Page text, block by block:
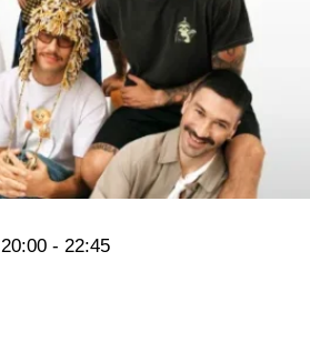
20:00 - 22:45